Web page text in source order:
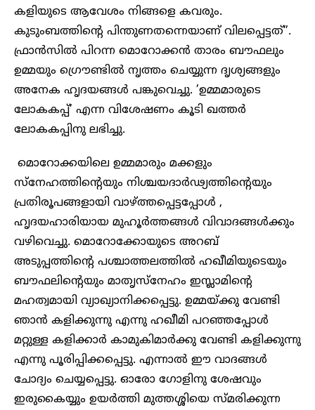
കളിയുടെ ആവേശം നിങ്ങളെ കവരും.
കുടുംബത്തിന്റെ പിന്തുണതന്നെയാണ് വിലപ്പെട്ടത്”.
ഫ്രാൻസിൽ പിറന്ന മൊറോക്കൻ താരം ബൗഫലും
ഉമ്മയും ഗ്രൌണ്ടിൽ നൃത്തം ചെയ്യുന്ന ദൃശ്യങ്ങളും
അനേക ഹൃദയങ്ങൾ പങ്കുവെച്ചു. ’ഉമ്മമാരുടെ
ലോകകപ്പ്’ എന്ന വിശേഷണം കൂടി ഖത്തർ
ലോകകപ്പിനു ലഭിച്ചു.
മൊറോക്കയിലെ ഉമ്മമാരും മക്കളും
സ്നേഹത്തിന്റെയും നിശ്ചയദാർഢ്യത്തിന്റെയും
പ്രതിരൂപങ്ങളായി വാഴ്ത്തപ്പെട്ടപ്പോൾ ,
ഹൃദയഹാരിയായ മുഹൂർത്തങ്ങൾ വിവാദങ്ങൾക്കും
വഴിവെച്ചു. മൊറോക്കോയുടെ അറബ്
അടുപ്പത്തിന്റെ പശ്ചാത്തലത്തിൽ ഹഖീമിയുടെയും
ബൗഫലിന്റെയും മാതൃസ്നേഹം ഇസ്ലാമിന്റെ
മഹത്വമായി വ്യാഖ്യാനിക്കപ്പെട്ടു. ഉമ്മയ്ക്കു വേണ്ടി
ഞാൻ കളിക്കുന്നു എന്നു ഹഖീമി പറഞ്ഞപ്പോൾ
മറ്റുള്ള കളിക്കാർ കാമുകിമാർക്കു വേണ്ടി കളിക്കുന്നു
എന്നു പൂരിപ്പിക്കപ്പെട്ടു. എന്നാൽ ഈ വാദങ്ങൾ
ചോദ്യം ചെയ്യപ്പെട്ടു. ഓരോ ഗോളിനു ശേഷവും
ഇരുകൈയ്യും ഉയർത്തി മുത്തശ്ശിയെ സ്മരിക്കുന്ന